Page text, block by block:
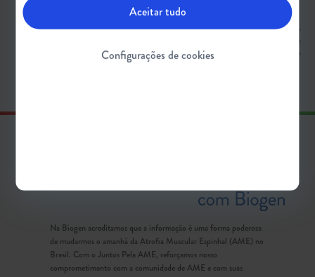
Aceitar tudo
Configurações de cookies
Saiba mais sobre a Atrofia Muscular Espinhal (AME), uma
dois casos a cada 100 mil pessoas
Guia introdutório
Na Biogen acreditamos que a informação é uma forma poderosa
de mudarmos o amanhã da Atrofia Muscular Espinhal (AME) no
Brasil. Com o Juntos Pela AME, reforçamos nosso
comprometimento com a comunidade de AME e com suas